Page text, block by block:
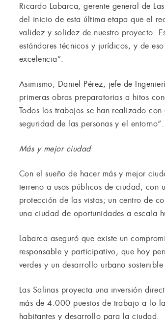
Ricardo Labarca, gerente general de
del inicio de esta última etapa que el
validez y solidez de nuestro proyecto.
estándares técnicos y jurídicos, y de
excelencia”.
Asimismo, Daniel Pérez, jefe de
primeras obras preparatorias a hitos
Todos los trabajos se han realizado
seguridad de las personas y el entorno”.
Más y mejor ciudad
Con el sueño de hacer más y mejor
terreno a usos públicos de ciudad, con
protección de las vistas; un centro de
una ciudad de oportunidades a escala
Labarca aseguró que existe un
responsable y participativo, que hoy
verdes y un desarrollo urbano
Las Salinas proyecta una inversión
más de 4.000 puestos de trabajo a lo
habitantes y desarrollo para la ciudad.